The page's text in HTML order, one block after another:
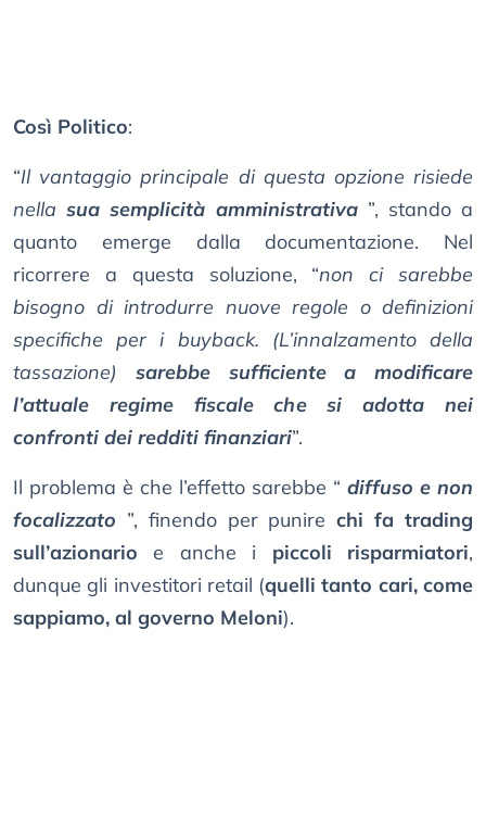
Così Politico:
“Il vantaggio principale di questa opzione risiede
nellasua semplicità amministrativa ”, stando a
quanto emerge dalla documentazione. Nel
ricorrere a questa soluzione, “non ci sarebbe
bisogno di introdurre nuove regole o definizioni
specifiche per i buyback. (L’innalzamento della
tassazione) sarebbe sufficiente a modificare
l’attuale regime fiscale che si adotta nei
confronti dei redditi finanziari”.
Il problema è che l’effetto sarebbe “ diffuso e non
focalizzato ”, finendo per punirechi fa trading
sull’azionario e anche i piccoli risparmiatori,
dunque gli investitori retail (quelli tanto cari, come
sappiamo, al governo Meloni).